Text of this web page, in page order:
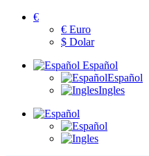
€
€ Euro
$ Dolar
Español
Español
Ingles